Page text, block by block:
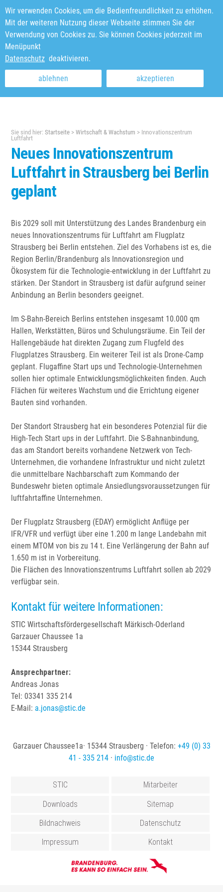
akzeptieren
ablehnen
Wir verwenden Cookies, um die Bedienfreundlichkeit zu erhöhen.
Mit der weiteren Nutzung dieser Webseite stimmen Sie der
Verwendung von Cookies zu. Sie können Cookies jederzeit im
Menüpunkt
Datenschutz deaktivieren.
Sie sind hier:Startseite >Wirtschaft & Wachstum > Innovationszentrum
Luftfahrt
Neues Innovationszentrum
Luftfahrt in Strausberg bei Berlin
geplant
Bis 2029 soll mit Unterstützung des Landes Brandenburg ein
neues Innovationszentrums für Luftfahrt am Flugplatz
Strausberg bei Berlin entstehen. Ziel des Vorhabens ist es, die
Region Berlin/Brandenburg als Innovationsregion und
Ökosystem für die Technologie-entwicklung in der Luftfahrt zu
stärken. Der Standort in Strausberg ist dafür aufgrund seiner
Anbindung an Berlin besonders geeignet.
Im S-Bahn-Bereich Berlins entstehen insgesamt 10.000 qm
Hallen, Werkstätten, Büros und Schulungsräume. Ein Teil der
Hallengebäude hat direkten Zugang zum Flugfeld des
Flugplatzes Strausberg. Ein weiterer Teil ist als Drone-Camp
geplant. Flugaffine Start ups und Technologie-Unternehmen
sollen hier optimale Entwicklungsmöglichkeiten finden. Auch
Flächen für weiteres Wachstum und die Errichtung eigener
Bauten sind vorhanden.
Der Standort Strausberg hat ein besonderes Potenzial für die
High-Tech Start ups in der Luftfahrt. Die S-Bahnanbindung,
das am Standort bereits vorhandene Netzwerk von Tech-
Unternehmen, die vorhandene Infrastruktur und nicht zuletzt
die unmittelbare Nachbarschaft zum Kommando der
Bundeswehr bieten optimale Ansiedlungsvoraussetzungen für
luftfahrtaffine Unternehmen.
Der Flugplatz Strausberg (EDAY) ermöglicht Anflüge per
IFR/VFR und verfügt über eine 1.200 m lange Landebahn mit
einem MTOM von bis zu 14 t. Eine Verlängerung der Bahn auf
1.650 m ist in Vorbereitung.
Die Flächen des Innovationszentrums Luftfahrt sollen ab 2029
verfügbar sein.
Kontakt für weitere Informationen:
STIC Wirtschaftsfördergesellschaft Märkisch-Oderland
Garzauer Chaussee 1a
15344 Strausberg
Ansprechpartner:
Andreas Jonas
Tel: 03341 335 214
E-Mail: a.jonas@stic.de
Garzauer Chaussee1a· 15344 Strausberg · Telefon: +49 (0) 33
41 - 335 214 · info@stic.de
STIC Mitarbeiter
Downloads Sitemap
Bildnachweis Datenschutz
Impressum Kontakt